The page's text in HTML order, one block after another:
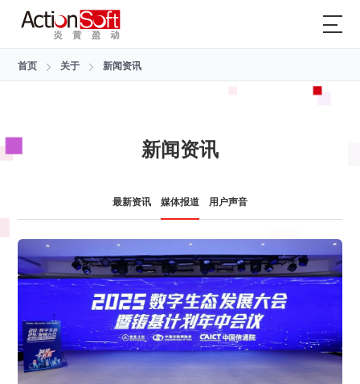
首页 关于 新闻资讯
新闻资讯
最新资讯 媒体报道 用户声音